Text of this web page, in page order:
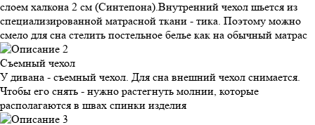
слоем халкона 2 см (Синтепона).Внутренний чехол шьется из
специализированной матрасной ткани - тика. Поэтому можно
смело для сна стелить постельное белье как на обычный матрас
Съемный чехол
У дивана - съемный чехол. Для сна внешний чехол снимается.
Чтобы его снять - нужно растегнуть молнии, которые
располагаются в швах спинки изделия